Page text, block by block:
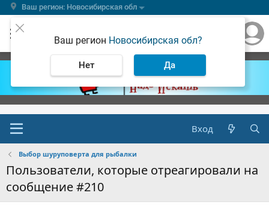
Ваш регион: Новосибирская обл
Ваш регион Новосибирская обл?
Нет Да
Вход
Выбор шуруповерта для рыбалки
Пользователи, которые отреагировали на
сообщение #210